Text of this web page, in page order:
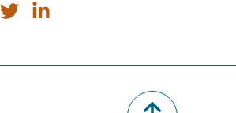
Dela
Dela